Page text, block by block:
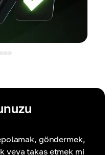
göndermek,
veya takas etmek mi